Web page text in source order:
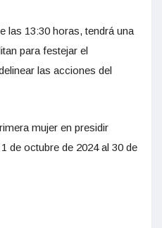
las 13:30 horas, tendrá una
para festejar el
las acciones del
mujer en presidir
de octubre de 2024 al 30 de